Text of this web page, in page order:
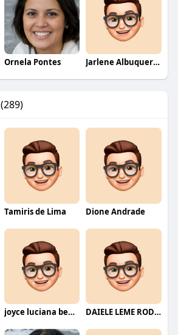
Ornela Pontes Jarlene Albuquerque
(289)
Tamiris de Lima Dione Andrade
joyce luciana bentini jesus DAIELE LEME RODRIGUES